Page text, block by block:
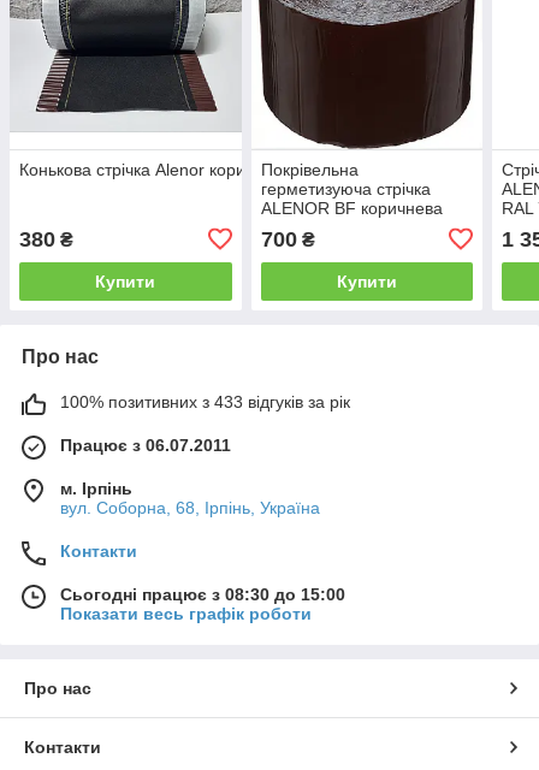
Конькова стрічка Alenor коричнева (RAL 8017) 240мм (5м) PRO
380 ₴
Купити
Покрівельна
герметизуюча стрічка
ALENOR BF коричнева
700₴
Купити
RAL
1
Про нас
100% позитивних з 433 відгуків за рік
Працює з 06.07.2011
м. Ірпінь
вул. Соборна, 68, Ірпінь, Україна
Контакти
Сьогодні працює з 08:30 до 15:00
Показати весь графік роботи
Про нас
Контакти